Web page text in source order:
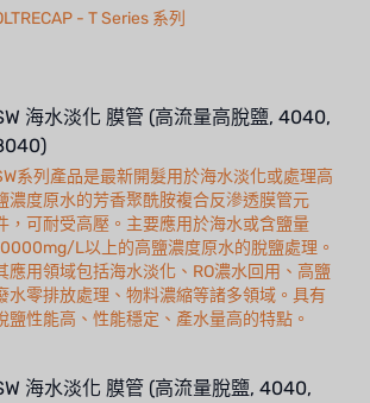
- T Series 系列
海水淡化 膜管 (高流量高脫鹽, 4040,
系列產品是最新開髮用於海水淡化或處理高
濃度原水的芳香聚酰胺複合反滲透膜管元
，可耐受高壓。主要應用於海水或含鹽量
L以上的高鹽濃度原水的脫鹽處理。
應用領域包括海水淡化、RO濃水回用、高鹽
水零排放處理、物料濃縮等諸多領域。具有
鹽性能高、性能穩定、產水量高的特點。
海水淡化 膜管 (高流量脫鹽, 4040,